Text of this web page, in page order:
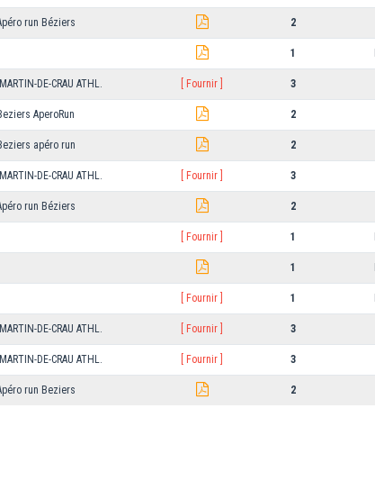
run Béziers 2
1
DE-CRAU ATHL. [ Fournir ] 3
AperoRun 2
apéro run 2
DE-CRAU ATHL. [ Fournir ] 3
run Béziers 2
[ Fournir ] 1
1
[ Fournir ] 1
DE-CRAU ATHL. [ Fournir ] 3
DE-CRAU ATHL. [ Fournir ] 3
run Beziers 2